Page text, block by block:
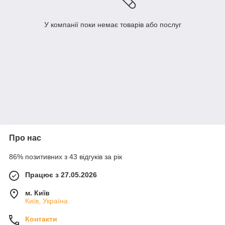
У компанії поки немає товарів або послуг
Про нас
86% позитивних з 43 відгуків за рік
Працює з 27.05.2026
м. Київ
Київ, Україна
Контакти